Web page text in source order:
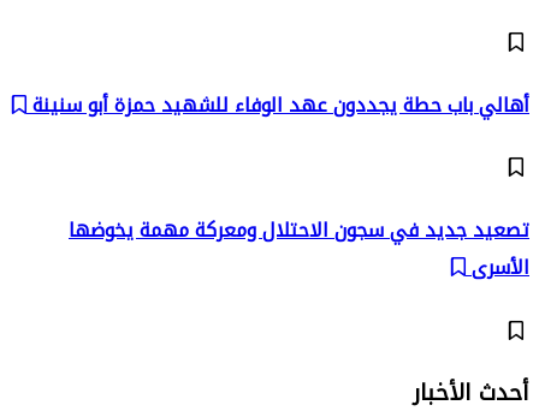
أهالي باب حطة يجددون عهد الوفاء للشهيد حمزة أبو سنينة
تصعيد جديد في سجون الاحتلال ومعركة مهمة يخوضها
الأسرى
أحدث الأخبار